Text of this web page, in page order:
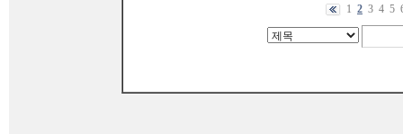
1 2 3 4 5